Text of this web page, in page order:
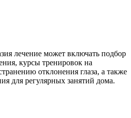
лечение может включать подбор
курсы тренировок на
отклонения глаза, а также
для регулярных занятий дома.